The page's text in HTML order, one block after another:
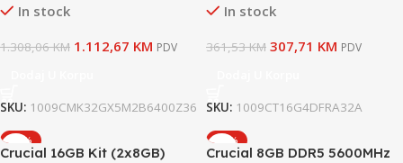
In stock
1.308,06KM 1.112,67 KM PDV
SKU: 1009CMK32GX5M2B6400Z36
In stock
361,53KM 307,71 KM PDV
SKU: 1009CT16G4DFRA32A
-15%
Crucial 16GB Kit (2x8GB)
-15%
Crucial 8GB DDR5 5600MHz